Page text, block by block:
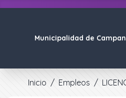
Municipalidad de
Inicio / Empleos /